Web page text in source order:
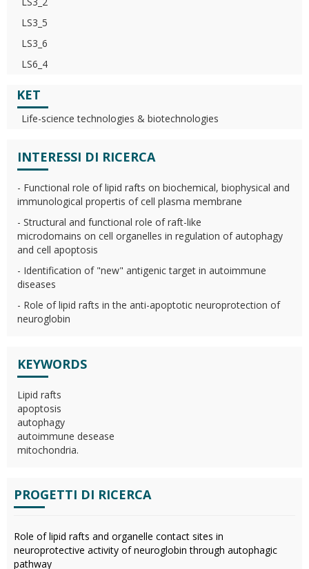
LS3_5
LS3_6
LS6_4
KET
Life-science technologies & biotechnologies
INTERESSI DI RICERCA
- Functional role of lipid rafts on biochemical, biophysical and
immunological propertis of cell plasma membrane
- Structural and functional role of raft-like
microdomains on cell organelles in regulation of autophagy
and cell apoptosis
- Identification of "new" antigenic target in autoimmune
diseases
- Role of lipid rafts in the anti-apoptotic neuroprotection of
neuroglobin
KEYWORDS
Lipid rafts
apoptosis
autophagy
autoimmune desease
mitochondria.
PROGETTI DI RICERCA
Role of lipid rafts and organelle contact sites in
neuroprotective activity of neuroglobin through autophagic
pathway